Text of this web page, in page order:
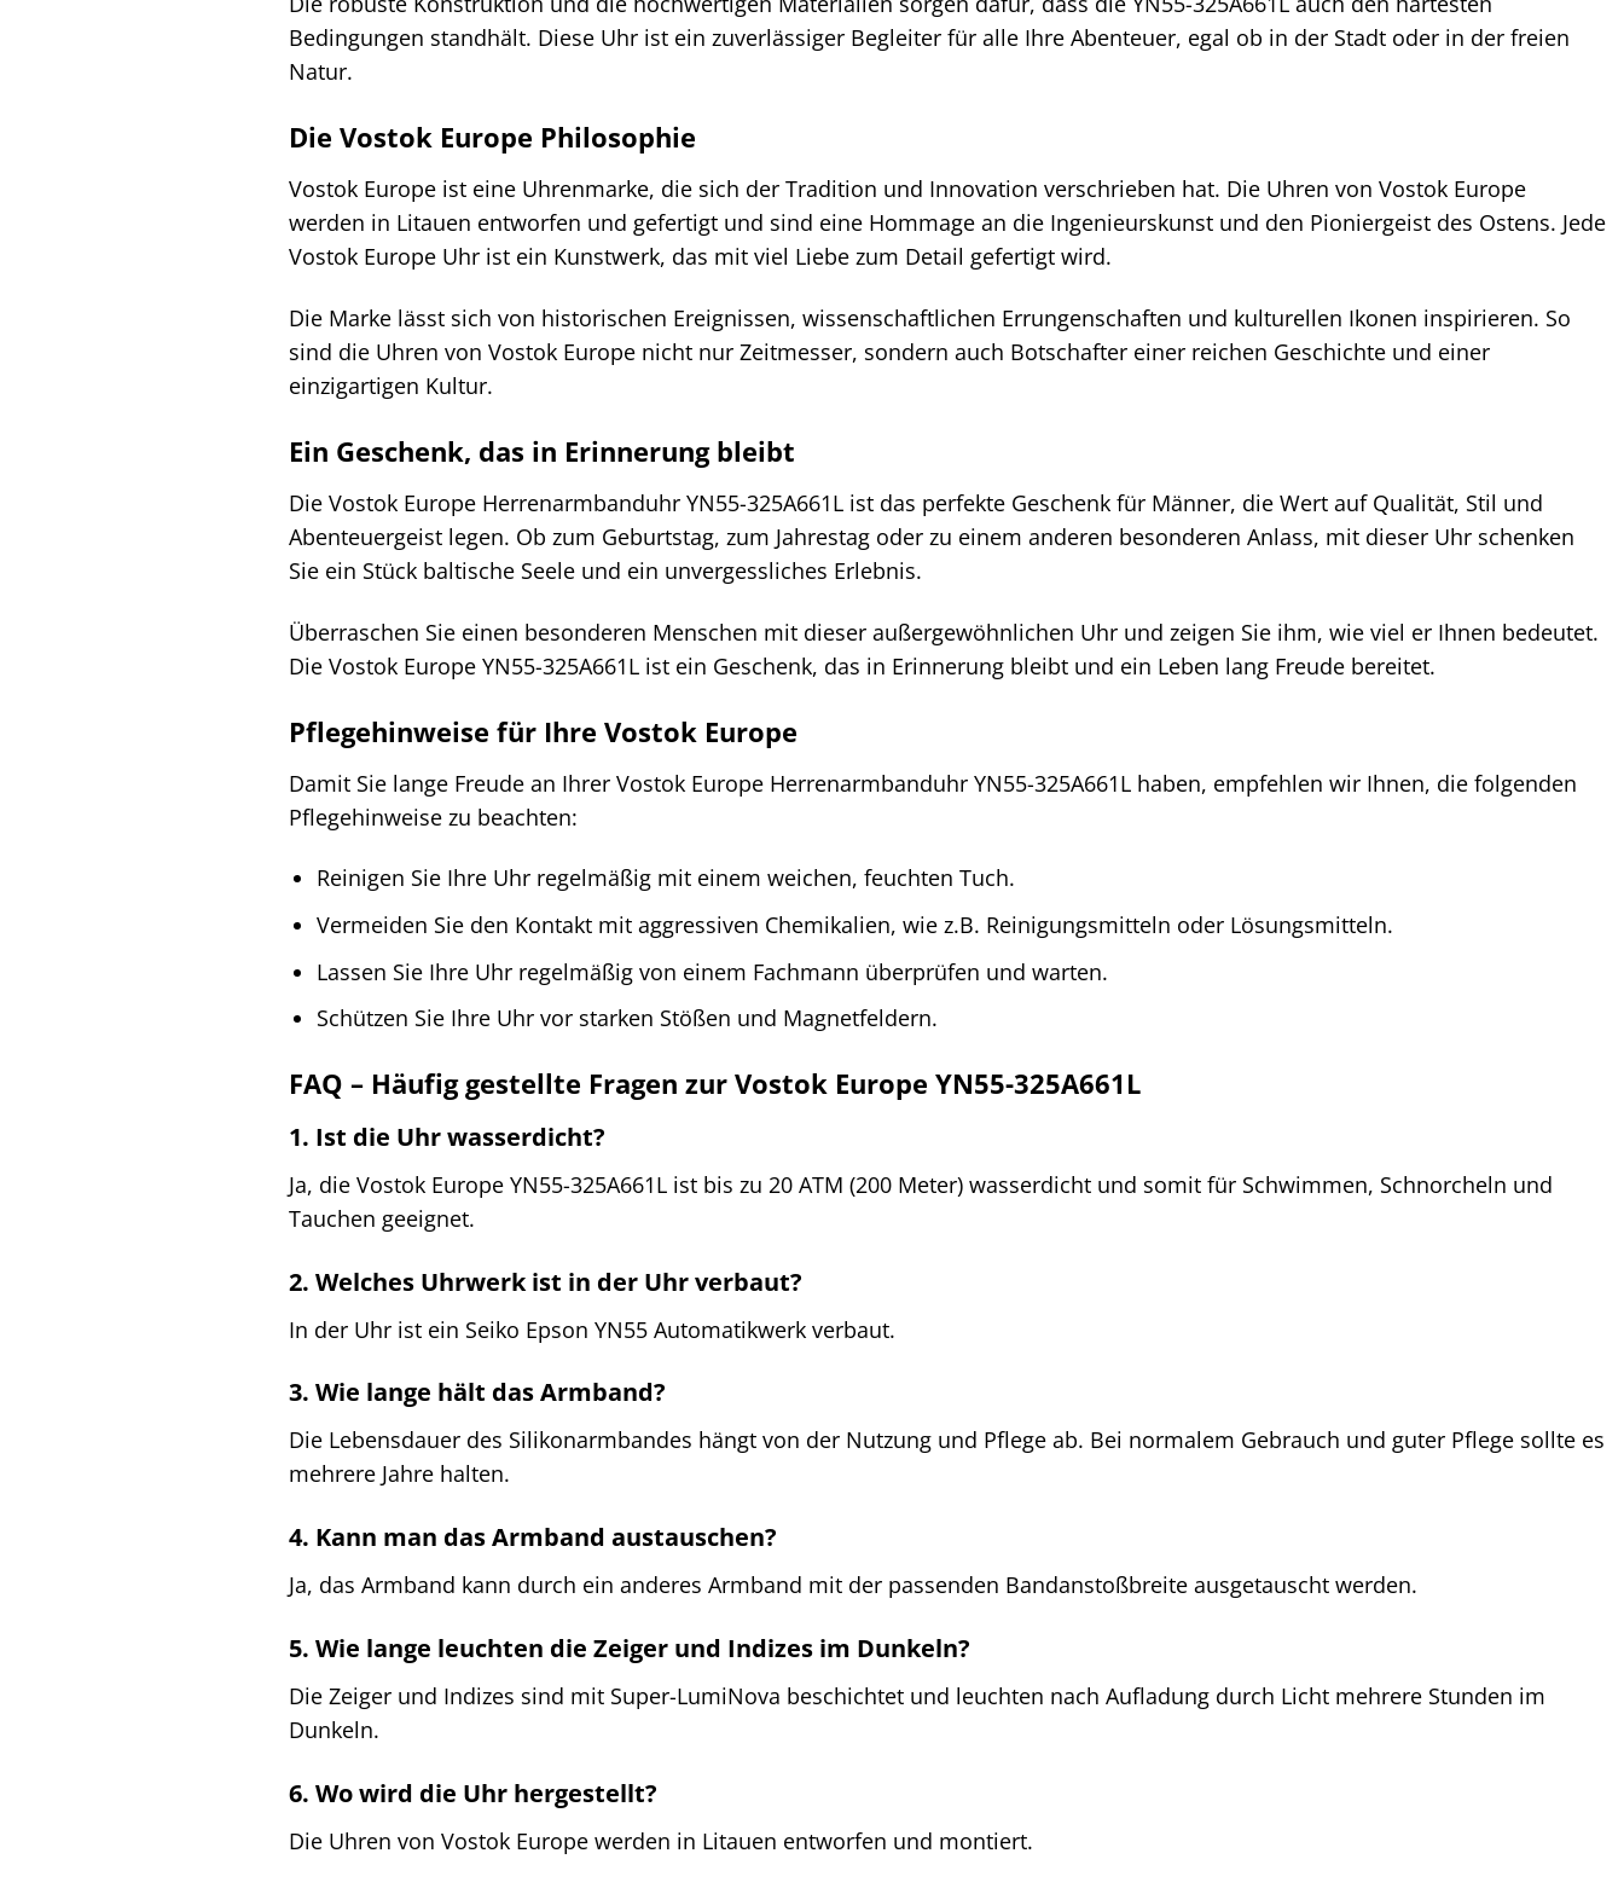
Bedingungen standhält. Diese Uhr ist ein zuverlässiger Begleiter für alle Ihre Abenteuer, egal ob in der Stadt oder in der freien
Natur.
Die Vostok Europe Philosophie
Vostok Europe ist eine Uhrenmarke, die sich der Tradition und Innovation verschrieben hat. Die Uhren von Vostok Europe
werden in Litauen entworfen und gefertigt und sind eine Hommage an die Ingenieurskunst und den Pioniergeist des Ostens. Jede
Vostok Europe Uhr ist ein Kunstwerk, das mit viel Liebe zum Detail gefertigt wird.
Die Marke lässt sich von historischen Ereignissen, wissenschaftlichen Errungenschaften und kulturellen Ikonen inspirieren. So
sind die Uhren von Vostok Europe nicht nur Zeitmesser, sondern auch Botschafter einer reichen Geschichte und einer
einzigartigen Kultur.
Ein Geschenk, das in Erinnerung bleibt
Die Vostok Europe Herrenarmbanduhr YN55-325A661L ist das perfekte Geschenk für Männer, die Wert auf Qualität, Stil und
Abenteuergeist legen. Ob zum Geburtstag, zum Jahrestag oder zu einem anderen besonderen Anlass, mit dieser Uhr schenken
Sie ein Stück baltische Seele und ein unvergessliches Erlebnis.
Überraschen Sie einen besonderen Menschen mit dieser außergewöhnlichen Uhr und zeigen Sie ihm, wie viel er Ihnen bedeutet.
Die Vostok Europe YN55-325A661L ist ein Geschenk, das in Erinnerung bleibt und ein Leben lang Freude bereitet.
Pflegehinweise für Ihre Vostok Europe
Damit Sie lange Freude an Ihrer Vostok Europe Herrenarmbanduhr YN55-325A661L haben, empfehlen wir Ihnen, die folgenden
Pflegehinweise zu beachten:
Reinigen Sie Ihre Uhr regelmäßig mit einem weichen, feuchten Tuch.
Vermeiden Sie den Kontakt mit aggressiven Chemikalien, wie z.B. Reinigungsmitteln oder Lösungsmitteln.
Lassen Sie Ihre Uhr regelmäßig von einem Fachmann überprüfen und warten.
Schützen Sie Ihre Uhr vor starken Stößen und Magnetfeldern.
FAQ – Häufig gestellte Fragen zur Vostok Europe YN55-325A661L
1. Ist die Uhr wasserdicht?
Ja, die Vostok Europe YN55-325A661L ist bis zu 20 ATM (200 Meter) wasserdicht und somit für Schwimmen, Schnorcheln und
Tauchen geeignet.
2. Welches Uhrwerk ist in der Uhr verbaut?
In der Uhr ist ein Seiko Epson YN55 Automatikwerk verbaut.
3. Wie lange hält das Armband?
Die Lebensdauer des Silikonarmbandes hängt von der Nutzung und Pflege ab. Bei normalem Gebrauch und guter Pflege sollte es
mehrere Jahre halten.
4. Kann man das Armband austauschen?
Ja, das Armband kann durch ein anderes Armband mit der passenden Bandanstoßbreite ausgetauscht werden.
5. Wie lange leuchten die Zeiger und Indizes im Dunkeln?
Die Zeiger und Indizes sind mit Super-LumiNova beschichtet und leuchten nach Aufladung durch Licht mehrere Stunden im
Dunkeln.
6. Wo wird die Uhr hergestellt?
Die Uhren von Vostok Europe werden in Litauen entworfen und montiert.